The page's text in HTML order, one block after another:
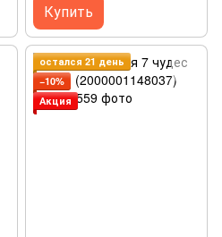
Купить
остался 21 день
−10%
Акция